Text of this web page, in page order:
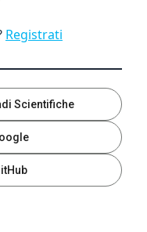
Registrati
Scientifiche